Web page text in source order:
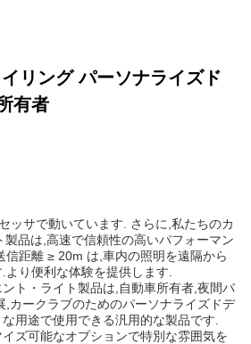
リング パーソナライズド
有者
ッサで動いています. さらに,私たちのカ
製品は,高速で信頼性の高いパフォーマン
信距離 ≥ 20m は,車内の照明を遠隔から
り便利な体験を提供します.
ト・ライト製品は,自動車所有者,夜間パ
,カークラブのためのパーソナライズドデ
用途で使用できる汎用的な製品です.
ズ可能なオプションで特別な雰囲気を